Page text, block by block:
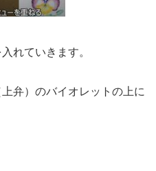
れていきます。
弁）のバイオレットの上に